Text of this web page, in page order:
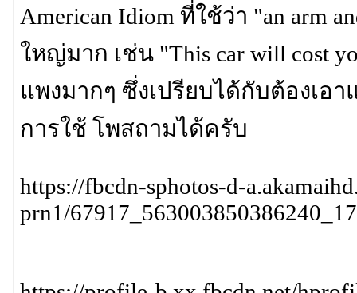
American Idiom ที่ใช้ว่า "an arm
ใหญ่มาก เช่น "This car will cost
แพงมากๆ ซึ่งเปรียบได้กับต้องเอ
การใช้ โพสถามได้ครับ
https://fbcdn-sphotos-d-
prn1/